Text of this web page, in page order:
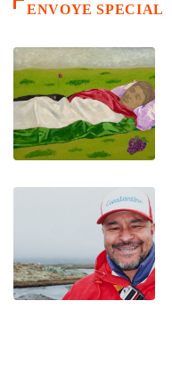
ENVOYE SPECIAL